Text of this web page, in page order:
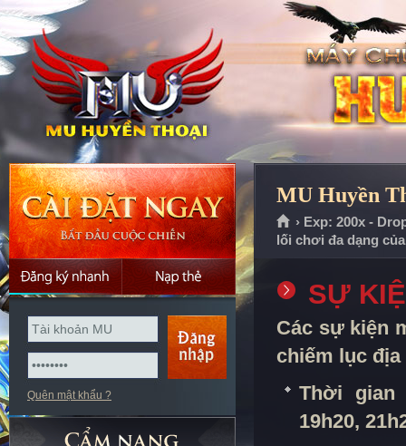
Quên mật khẩu ?
MU Huyền
› Exp: 200x -
lối chơi đa dạng
SỰ
Các sự kiện
chiếm lục địa
Thời gian
19h20,